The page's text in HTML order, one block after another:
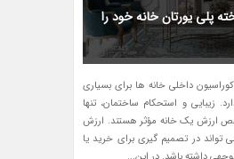
پلی یورتان خانه خود را
داخلی خانه ها برای بسیاری
زیبایی و استحکام ساختمان، تنها
ارزش یک خانه مؤثر هستند. ارزش
تواند در تصمیم گیری برای خرید یا